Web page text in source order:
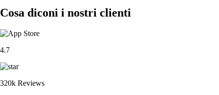
Cosa diconi i nostri clienti
4.7
320k Reviews